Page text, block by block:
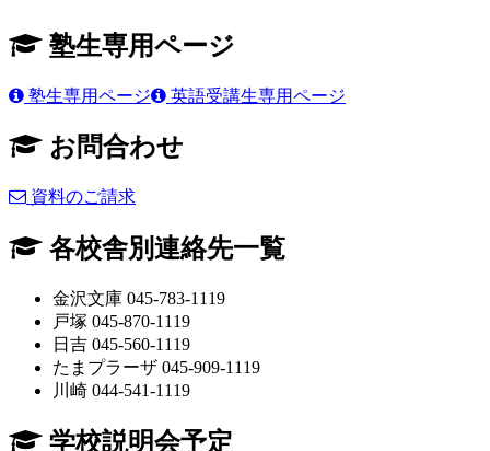
塾生専用ページ
塾生専用ページ 英語受講生専用ページ
お問合わせ
資料のご請求
各校舎別連絡先一覧
金沢文庫 045-783-1119
戸塚 045-870-1119
日吉 045-560-1119
たまプラーザ 045-909-1119
川崎 044-541-1119
学校説明会予定